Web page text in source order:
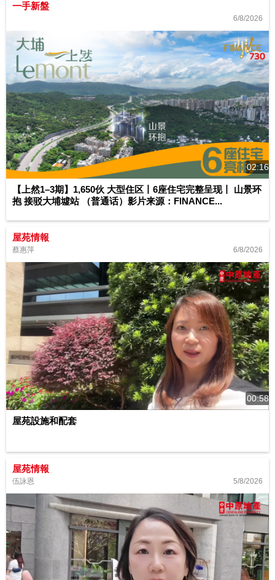
一手新盤
6/8/2026
02:16
【上然1–3期】1,650伙 大型住区丨6座住宅完整呈现丨 山景环
抱 接驳大埔墟站 （普通话）影片来源：FINANCE...
屋苑情報
蔡惠萍 6/8/2026
00:58
屋苑設施和配套
屋苑情報
伍詠恩 5/8/2026